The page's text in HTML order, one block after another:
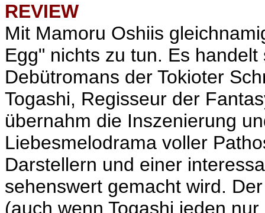
REVIEW
Mit Mamoru Oshiis
Egg" nichts zu tun. Es
Debütromans der Tokioter
Togashi, Regisseur der
übernahm die Inszenierung
Liebesmelodrama voller
Darstellern und einer
sehenswert gemacht wird.
(auch wenn Togashi jeden